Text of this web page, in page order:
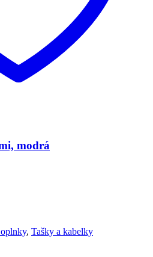
modrá
, Tašky a kabelky